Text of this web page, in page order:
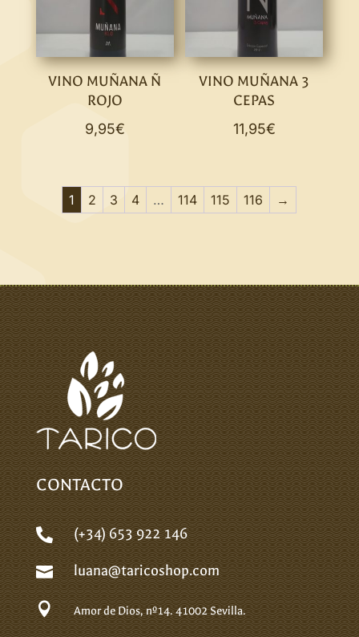
VINO MUÑANA Ñ
ROJO
9,95€
VINO MUÑANA 3
CEPAS
11,95€
1 2 3 4 … 114 115 116 →
CONTACTO
 (+34) 653 922 146
 luana@taricoshop.com
 Amor de Dios, nº14.41002 Sevilla.